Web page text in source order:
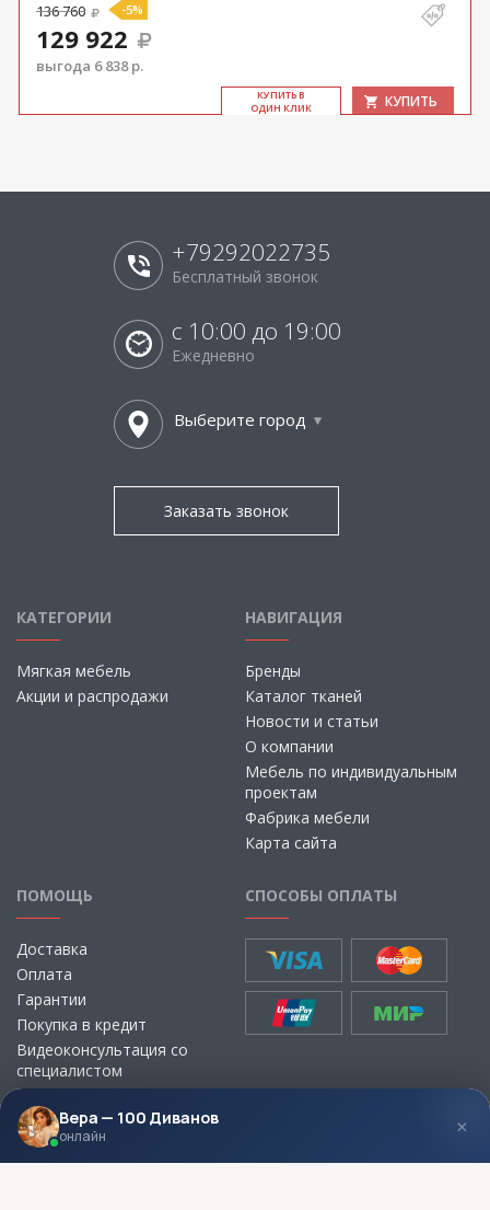
136 760 -5%
129 922
выгода 6 838 р.
КУ­ПИТЬ В
ОДИН КЛИК
КУПИТЬ
+79292022735
Бесплатный звонок
с 10:00 до 19:00
Ежедневно
Выберите город
Заказать звонок
КАТЕГОРИИ
Мягкая мебель
Акции и распродажи
НАВИГАЦИЯ
Бренды
Каталог тканей
Новости и статьи
О компании
Мебель по индивидуальным
проектам
Фабрика мебели
Карта сайта
ПОМОЩЬ
Доставка
Оплата
Гарантии
Покупка в кредит
Видеоконсультация со
специалистом
Выбор ткани для мебели без
визита в магазин
СПОСОБЫ ОПЛАТЫ
МЫ В СОЦСЕТЯХ КОНТАКТЫ
Вера — 100 Диванов
онлайн ×